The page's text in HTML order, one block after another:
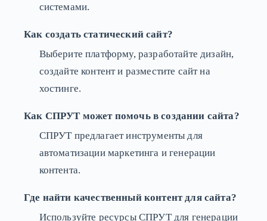
системами.
Как создать статический сайт?
Выберите платформу, разработайте дизайн,
создайте контент и разместите сайт на
хостинге.
Как СПРУТ может помочь в создании сайта?
СПРУТ предлагает инструменты для
автоматизации маркетинга и генерации
контента.
Где найти качественный контент для сайта?
Используйте ресурсы СПРУТ для генерации